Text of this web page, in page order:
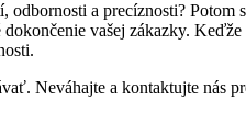
a precíznosti? Potom
vašej zákazky.
Neváhajte a kontaktujte nás